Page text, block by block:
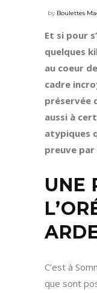
by Boulettes
Et si pour
quelques
au coeur
cadre
préservée
aussi à
atypiques
preuve par
UNE
C’est à
que sont